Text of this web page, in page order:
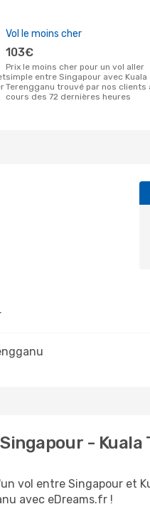
Vol le moins cher
103€
Prix le moins cher pour un vol aller
simple entre Singapour avec Kuala
Terengganu trouvé par nos clients
cours des 72 dernières heures
-
vol entre Singapour et
avec eDreams.fr !